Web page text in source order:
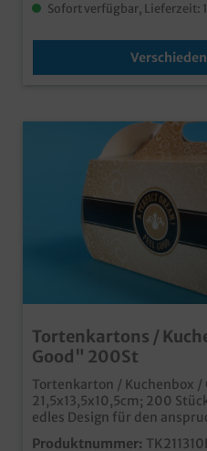
Sofort verfügbar, Lieferzeit:
Tortenkartons /
Good" 200St
Tortenkarton / Kuchenbox
21,5x13,5x10,5cm; 200 Stück im
edles Design für den
Kaffeehaus, Café, Konditorei und
Produktnummer: